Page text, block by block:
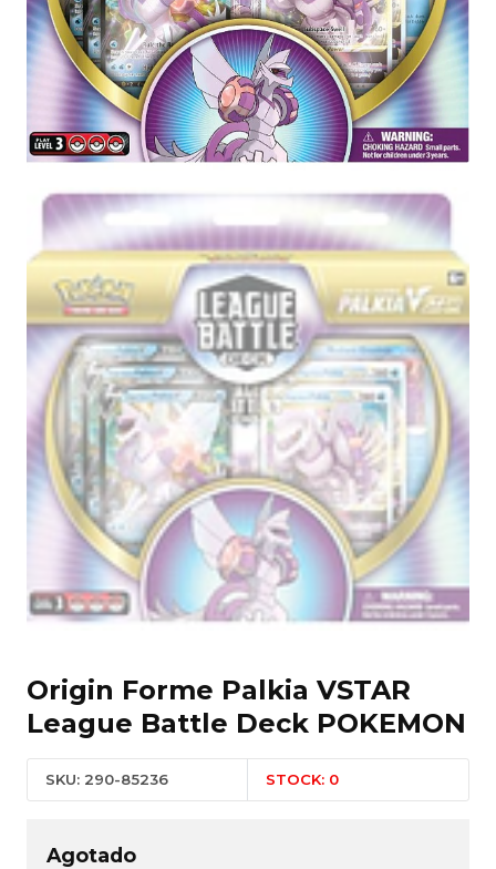
Origin Forme Palkia VSTAR
League Battle Deck POKEMON
SKU: 290-85236 STOCK: 0
Agotado